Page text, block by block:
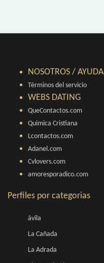
NOSOTROS / AYUDA
Términos del servicio
WEBS DATING
QueContactos.com
Quimica Cristiana
Lcontactos.com
Adanel.com
Cvlovers.com
amoresporadico.com
Perfiles por categorias
ávila
La Cañada
La Adrada